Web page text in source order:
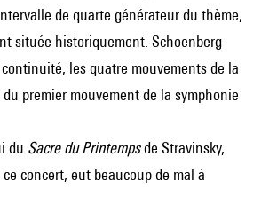
de quarte générateur du thème,
située historiquement. Schoenberg
les quatre mouvements de la
premier mouvement de la symphonie
du Sacre du Printempsde Stravinsky,
concert, eut beaucoup de mal à